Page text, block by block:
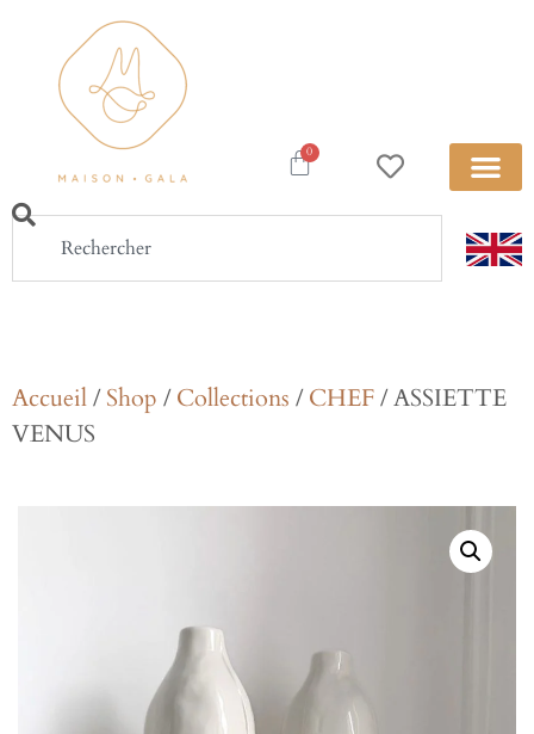
0
Accueil/Shop /Collections /CHEF/ ASSIETTE
VENUS